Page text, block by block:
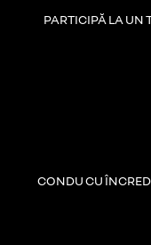
PARTICIPĂ LA UN
CONDU CU